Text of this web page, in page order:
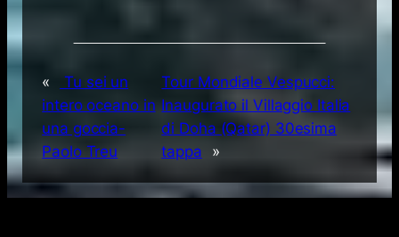
«
Tu sei un
intero oceano in
una goccia-
Paolo Treu
Tour Mondiale Vespucci:
Inaugurato il Villaggio Italia
di Doha (Qatar) 30esima
tappa
»